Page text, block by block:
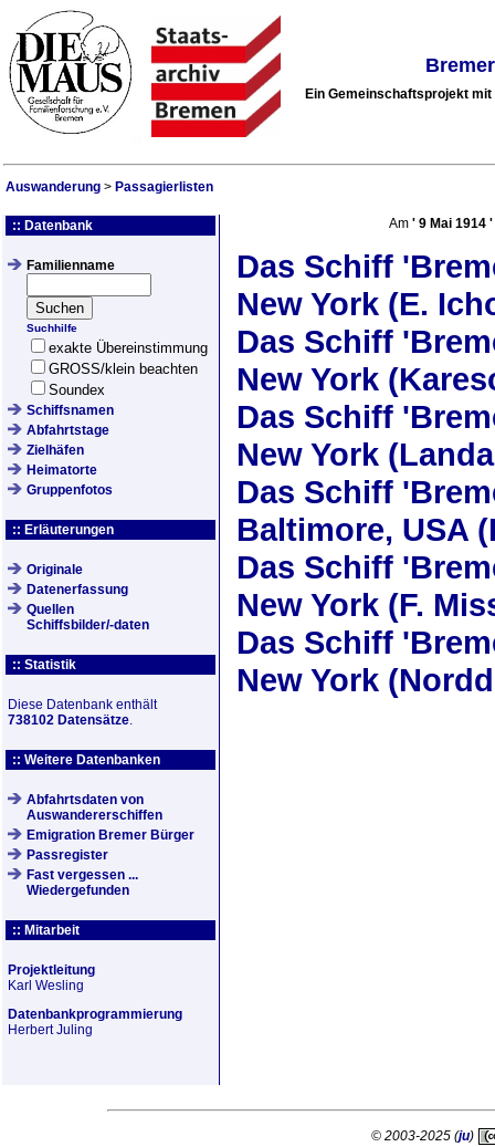
Ein Gemeinschaftsprojekt
Auswanderung > Passagierlisten
:: Datenbank
Familienname
Suchhilfe
exakte Übereinstimmung
GROSS/klein beachten
Soundex
Schiffsnamen
Abfahrtstage
Zielhäfen
Heimatorte
Gruppenfotos
:: Erläuterungen
Originale
Datenerfassung
Quellen
Schiffsbilder/-daten
:: Statistik
Diese Datenbank enthält
738102 Datensätze.
:: Weitere Datenbanken
Abfahrtsdaten von
Auswandererschiffen
Emigration Bremer Bürger
Passregister
Fast vergessen ...
Wiedergefunden
:: Mitarbeit
Projektleitung
Karl Wesling
Datenbankprogrammierung
Herbert Juling
Am ' 9 Mai 1914'
Das Schiff
New York (E.
Das Schiff
New York
Das Schiff
New York
Das Schiff
Baltimore, USA
Das Schiff
New York (F.
Das Schiff
New York
© 2003-2025 (ju)